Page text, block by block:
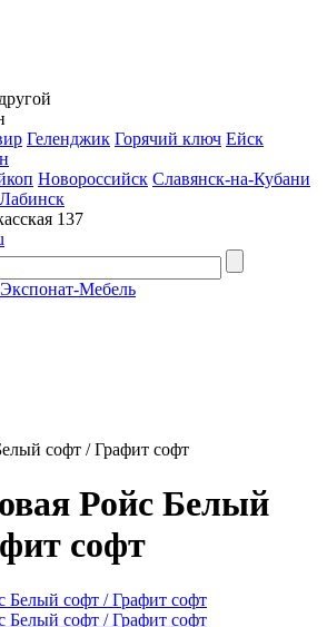
Геленджик Горячий ключ Ейск
Новороссийск Славянск-на-Кубани
137
софт / Графит софт
Ройс Белый
софт